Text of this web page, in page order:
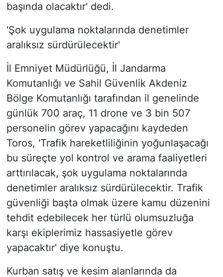
başında olacaktır' dedi.
'Şok uygulama noktalarında denetimler
aralıksız sürdürülecektir'
İl Emniyet Müdürlüğü, İl Jandarma
Komutanlığı ve Sahil Güvenlik Akdeniz
Bölge Komutanlığı tarafından il genelinde
günlük 700 araç, 11 drone ve 3 bin 507
personelin görev yapacağını kaydeden
Toros, 'Trafik hareketliliğinin yoğunlaşacağı
bu süreçte yol kontrol ve arama faaliyetleri
arttırılacak, şok uygulama noktalarında
denetimler aralıksız sürdürülecektir. Trafik
güvenliği başta olmak üzere kamu düzenini
tehdit edebilecek her türlü olumsuzluğa
karşı ekiplerimiz hassasiyetle görev
yapacaktır' diye konuştu.
Kurban satış ve kesim alanlarında da